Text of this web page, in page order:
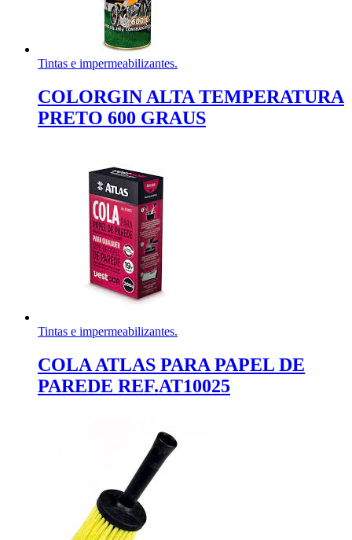
Tintas e impermeabilizantes.
COLORGIN ALTA TEMPERATURA
PRETO 600 GRAUS
Tintas e impermeabilizantes.
COLA ATLAS PARA PAPEL DE
PAREDE REF.AT10025